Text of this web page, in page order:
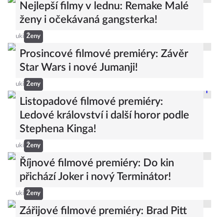
Nejlepší filmy v lednu: Remake Malé
ženy i očekávaná gangsterka!
uki Ženy
Prosincové filmové premiéry: Závěr
Star Wars i nové Jumanji!
uki Ženy
Listopadové filmové premiéry:
Ledové království i další horor podle
Stephena Kinga!
uki Ženy
Říjnové filmové premiéry: Do kin
přichází Joker i nový Terminátor!
uki Ženy
Zářijové filmové premiéry: Brad Pitt